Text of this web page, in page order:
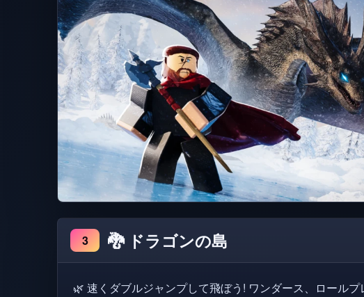
3 🐉 ドラゴンの島
🌿 速くダブルジャンプして飛ぼう! ワンダース、ロール